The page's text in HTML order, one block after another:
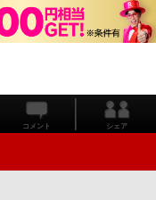
コメント シェア